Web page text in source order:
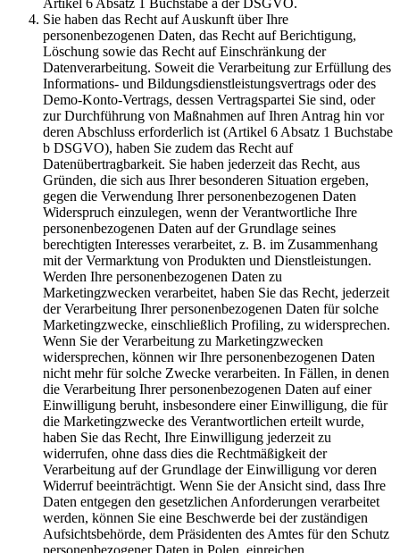
Artikel 6 Absatz 1 Buchstabe a der DSGVO.
Sie haben das Recht auf Auskunft über Ihre
personenbezogenen Daten, das Recht auf Berichtigung,
Löschung sowie das Recht auf Einschränkung der
Datenverarbeitung. Soweit die Verarbeitung zur Erfüllung des
Informations- und Bildungsdienstleistungsvertrags oder des
Demo-Konto-Vertrags, dessen Vertragspartei Sie sind, oder
zur Durchführung von Maßnahmen auf Ihren Antrag hin vor
deren Abschluss erforderlich ist (Artikel 6 Absatz 1 Buchstabe
b DSGVO), haben Sie zudem das Recht auf
Datenübertragbarkeit. Sie haben jederzeit das Recht, aus
Gründen, die sich aus Ihrer besonderen Situation ergeben,
gegen die Verwendung Ihrer personenbezogenen Daten
Widerspruch einzulegen, wenn der Verantwortliche Ihre
personenbezogenen Daten auf der Grundlage seines
berechtigten Interesses verarbeitet, z. B. im Zusammenhang
mit der Vermarktung von Produkten und Dienstleistungen.
Werden Ihre personenbezogenen Daten zu
Marketingzwecken verarbeitet, haben Sie das Recht, jederzeit
der Verarbeitung Ihrer personenbezogenen Daten für solche
Marketingzwecke, einschließlich Profiling, zu widersprechen.
Wenn Sie der Verarbeitung zu Marketingzwecken
widersprechen, können wir Ihre personenbezogenen Daten
nicht mehr für solche Zwecke verarbeiten. In Fällen, in denen
die Verarbeitung Ihrer personenbezogenen Daten auf einer
Einwilligung beruht, insbesondere einer Einwilligung, die für
die Marketingzwecke des Verantwortlichen erteilt wurde,
haben Sie das Recht, Ihre Einwilligung jederzeit zu
widerrufen, ohne dass dies die Rechtmäßigkeit der
Verarbeitung auf der Grundlage der Einwilligung vor deren
Widerruf beeinträchtigt. Wenn Sie der Ansicht sind, dass Ihre
Daten entgegen den gesetzlichen Anforderungen verarbeitet
werden, können Sie eine Beschwerde bei der zuständigen
Aufsichtsbehörde, dem Präsidenten des Amtes für den Schutz
personenbezogener Daten in Polen, einreichen.